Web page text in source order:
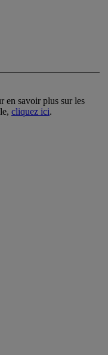
en savoir plus sur les
cliquez ici.